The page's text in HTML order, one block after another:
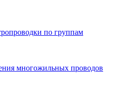
по группам
многожильных проводов